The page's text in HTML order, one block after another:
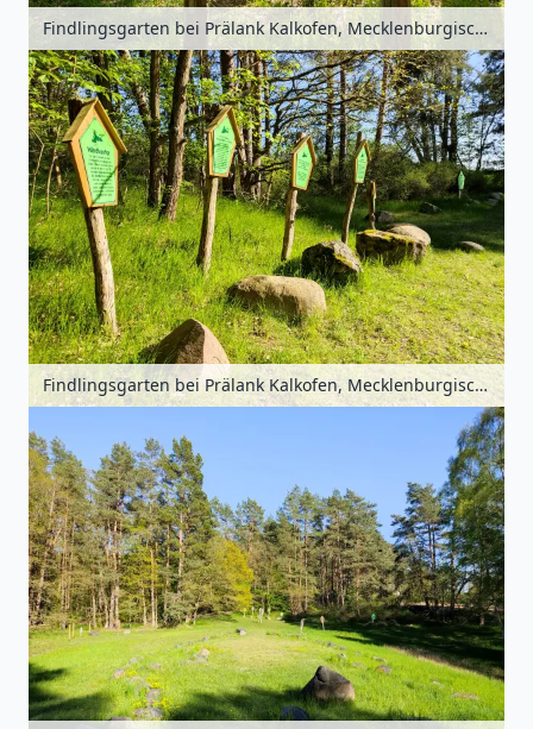
Findlingsgarten bei Prälank Kalkofen, Mecklenburgische Seenplatte, Mecklenburg-Vorpommern, Deutschland
Findlingsgarten bei Prälank Kalkofen, Mecklenburgische Seenplatte, Mecklenburg-Vorpommern, Deutschland